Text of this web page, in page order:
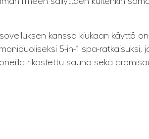
kanssa kiukaan käyttö
5-in-1 spa-ratkaisuksi,
rikastettu sauna sekä